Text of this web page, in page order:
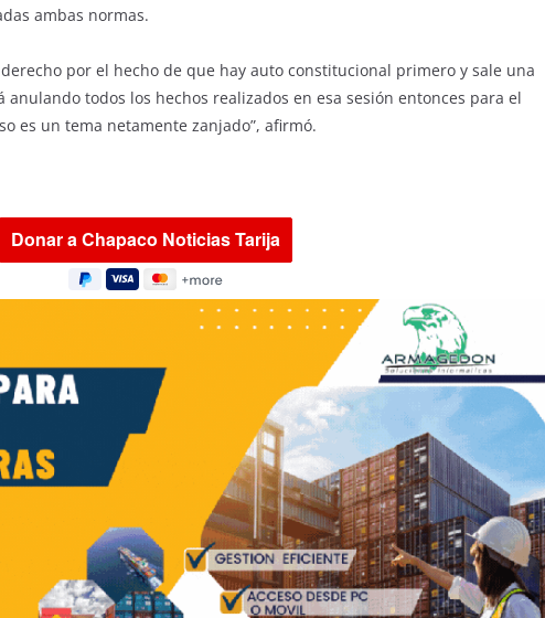
ambas normas.
por el hecho de que hay auto constitucional primero y sale una
todos los hechos realizados en esa sesión entonces para el
es un tema netamente zanjado”, afirmó.